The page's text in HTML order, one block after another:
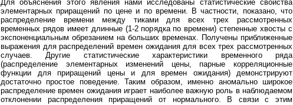
Для объяснения этого явления нами исследованы статистические свойства
элементарных приращений по цене и по времени. В частности, показано, что
распределение времени между тиками для всех трех рассмотренных
временных рядов имеет длинные (1-2 порядка по времени) степенные хвосты с
экспоненциальным обрезанием на больших временах. Получены приближенные
выражения для распределений времен ожидания для всех трех рассмотренных
случаев. Другие статистические характеристики временного ряда
(распределение элементарных изменений цены, парные корреляционные
функции для приращений цены и для времен ожидания) демонстрируют
достаточно простое поведение. Таким образом, именно аномально широкое
распределение времен ожидания играет наиболее важную роль в наблюдаемом
отклонении распределения приращений от нормального. В связи с этим